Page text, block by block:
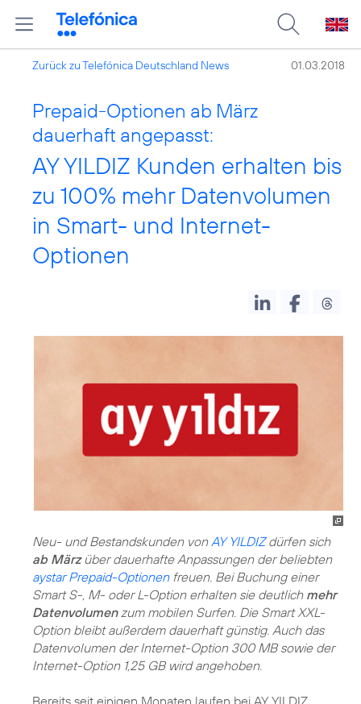
Zurück zu Telefónica Deutschland News 01.03.2018
Prepaid-Optionen ab März
dauerhaft angepasst:
AY YILDIZ Kunden erhalten bis
zu 100% mehr Datenvolumen
in Smart- und Internet-
Optionen
Neu- und Bestandskunden von AY YILDIZdürfen sich
ab Märzüber dauerhafte Anpassungen der beliebten
aystar Prepaid-Optionenfreuen. Bei Buchung einer
Smart S-, M- oder L-Option erhalten sie deutlich mehr
Datenvolumenzum mobilen Surfen. Die Smart XXL-
Option bleibt außerdem dauerhaft günstig. Auch das
Datenvolumen der Internet-Option 300 MB sowie der
Internet-Option 1,25 GB wird angehoben.
Bereits seit einigen Monaten laufen bei AY YILDIZ